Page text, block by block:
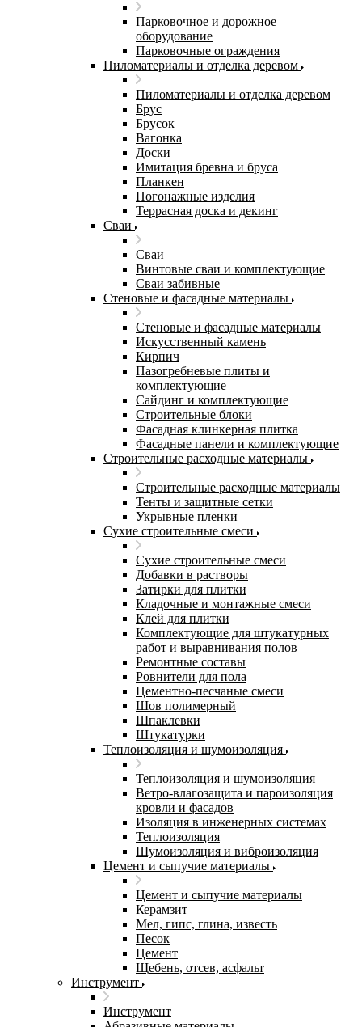
Парковочное и дорожное
оборудование
Парковочные ограждения
Пиломатериалы и отделка деревом
Пиломатериалы и отделка деревом
Брус
Брусок
Вагонка
Доски
Имитация бревна и бруса
Планкен
Погонажные изделия
Террасная доска и декинг
Сваи
Сваи
Винтовые сваи и комплектующие
Сваи забивные
Стеновые и фасадные материалы
Стеновые и фасадные материалы
Искусственный камень
Кирпич
Пазогребневые плиты и
комплектующие
Сайдинг и комплектующие
Строительные блоки
Фасадная клинкерная плитка
Фасадные панели и комплектующие
Строительные расходные материалы
Строительные расходные материалы
Тенты и защитные сетки
Укрывные пленки
Сухие строительные смеси
Сухие строительные смеси
Добавки в растворы
Затирки для плитки
Кладочные и монтажные смеси
Клей для плитки
Комплектующие для штукатурных
работ и выравнивания полов
Ремонтные составы
Ровнители для пола
Цементно-песчаные смеси
Шов полимерный
Шпаклевки
Штукатурки
Теплоизоляция и шумоизоляция
Теплоизоляция и шумоизоляция
Ветро-влагозащита и пароизоляция
кровли и фасадов
Изоляция в инженерных системах
Теплоизоляция
Шумоизоляция и виброизоляция
Цемент и сыпучие материалы
Цемент и сыпучие материалы
Керамзит
Мел, гипс, глина, известь
Песок
Цемент
Щебень, отсев, асфальт
Инструмент
Инструмент